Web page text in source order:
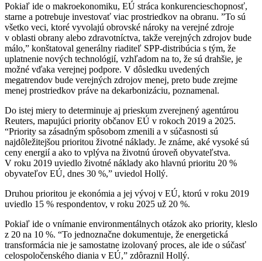
Pokiaľ ide o makroekonomiku, EÚ stráca konkurencieschopnosť,
starne a potrebuje investovať viac prostriedkov na obranu. ”To sú
všetko veci, ktoré vyvolajú obrovské nároky na verejné zdroje
v oblasti obrany alebo zdravotníctva, takže verejných zdrojov bude
málo,” konštatoval generálny riaditeľ SPP-distribúcia s tým, že
uplatnenie nových technológií, vzhľadom na to, že sú drahšie, je
možné vďaka verejnej podpore. V dôsledku uvedených
megatrendov bude verejných zdrojov menej, preto bude zrejme
menej prostriedkov práve na dekarbonizáciu, poznamenal.
Do istej miery to determinuje aj prieskum zverejnený agentúrou
Reuters, mapujúci priority občanov EÚ v rokoch 2019 a 2025.
“Priority sa zásadným spôsobom zmenili a v súčasnosti sú
najdôležitejšou prioritou životné náklady. Je známe, aké vysoké sú
ceny energií a ako to vplýva na životnú úroveň obyvateľstva.
V roku 2019 uviedlo životné náklady ako hlavnú prioritu 20 %
obyvateľov EÚ, dnes 30 %,” uviedol Hollý.
Druhou prioritou je ekonómia a jej vývoj v EÚ, ktorú v roku 2019
uviedlo 15 % respondentov, v roku 2025 už 20 %.
Pokiaľ ide o vnímanie environmentálnych otázok ako priority, kleslo
z 20 na 10 %. “To jednoznačne dokumentuje, že energetická
transformácia nie je samostatne izolovaný proces, ale ide o súčasť
celospoločenského diania v EÚ,” zdôraznil Hollý.